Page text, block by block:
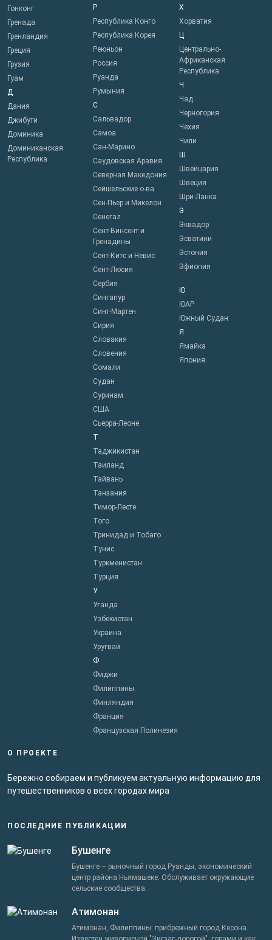
Гонконг
Гренада
Гренландия
Греция
Грузия
Гуам
Д
Дания
Джибути
Доминика
Доминиканская
Республика
Р
Республика Конго
Республика Корея
Реюньон
Россия
Руанда
Румыния
С
Сальвадор
Самоа
Сан-Марино
Саудовская Аравия
Северная Македония
Сейшельские о-ва
Сен-Пьер и Микелон
Сенегал
Сент-Винсент и
Гренадины
Сент-Китс и Невис
Сент-Люсия
Сербия
Сингапур
Синт-Мартен
Сирия
Словакия
Словения
Сомали
Судан
Суринам
США
Сьерра-Леоне
Т
Таджикистан
Таиланд
Тайвань
Танзания
Тимор-Лесте
Того
Тринидад и Тобаго
Тунис
Туркменистан
Турция
У
Уганда
Узбекистан
Украина
Уругвай
Ф
Фиджи
Филиппины
Финляндия
Франция
Французская Полинезия
Х
Хорватия
Ц
Центрально-
Африканская
Республика
Ч
Чад
Черногория
Чехия
Чили
Ш
Швейцария
Швеция
Шри-Ланка
Э
Эквадор
Эсватини
Эстония
Эфиопия
Ю
ЮАР
Южный Судан
Я
Ямайка
Япония
О ПРОЕКТЕ
Бережно собираем и публикуем актуальную информацию для
путешественников о всех городах мира
ПОСЛЕДНИЕ ПУБЛИКАЦИИ
Бушенге
Бушенге – рыночный город Руанды, экономический
центр района Ньямашеке. Обслуживает окружающие
сельские сообщества.
Атимонан
Атимонан, Филиппины: прибрежный город Кесона.